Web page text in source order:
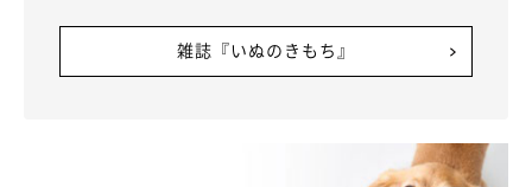
雑誌『いぬのきもち』